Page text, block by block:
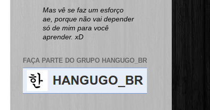
Mas vê se faz um esforço
ae, porque não vai depender
só de mim para você
aprender. xD
FAÇA PARTE DO GRUPO HANGUGO_BR